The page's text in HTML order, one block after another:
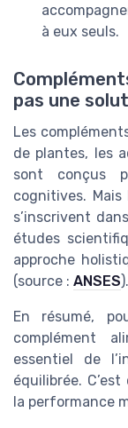
à eux seuls.
pas une
Les
de plantes, les
sont conçus
cognitives.
s’inscrivent
études
approche
(source : ANSES).
En résumé,
complément
essentiel de
équilibrée.
la performance